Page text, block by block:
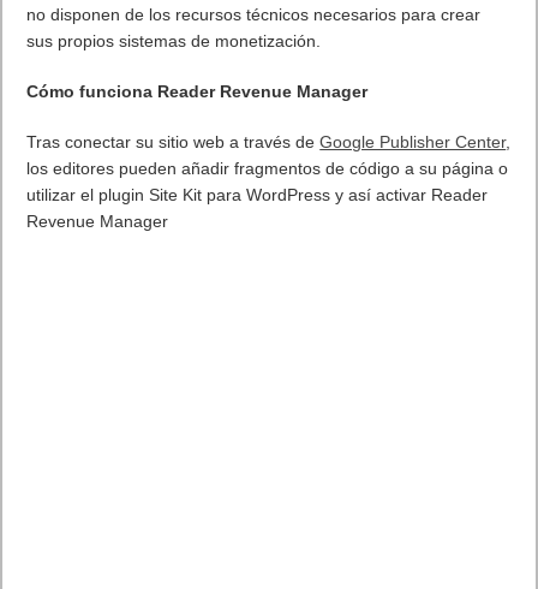
no disponen de los recursos técnicos necesarios para crear
sus propios sistemas de monetización.
Cómo funciona Reader Revenue Manager
Tras conectar su sitio web a través deGoogle Publisher Center,
los editores pueden añadir fragmentos de código a su página o
utilizar el plugin Site Kit para WordPress y así activar Reader
Revenue Manager